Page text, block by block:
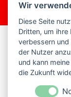
Historie
Frank Werheid
Geb. 1973
aus Refrath
Wir
Diese Seite
Dritten, um
verbessern
der Nutzer
und kann
die Zukunft